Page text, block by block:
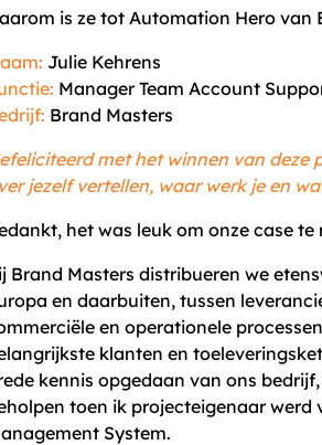
is ze tot Automation Hero van
Julie Kehrens
Manager Team Account
Brand Masters
met het winnen van deze
jezelf vertellen, waar werk je en
het was leuk om onze case te
Brand Masters distribueren we
en daarbuiten, tussen
en operationele
klanten en
kennis opgedaan van ons
toen ik projecteigenaar
System.